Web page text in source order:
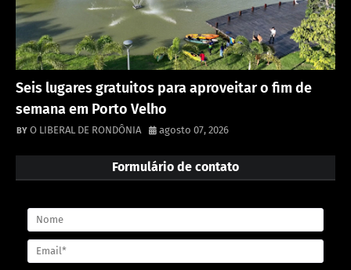
Seis lugares gratuitos para aproveitar o fim de
semana em Porto Velho
O LIBERAL DE RONDÔNIA agosto 07, 2026
Formulário de contato